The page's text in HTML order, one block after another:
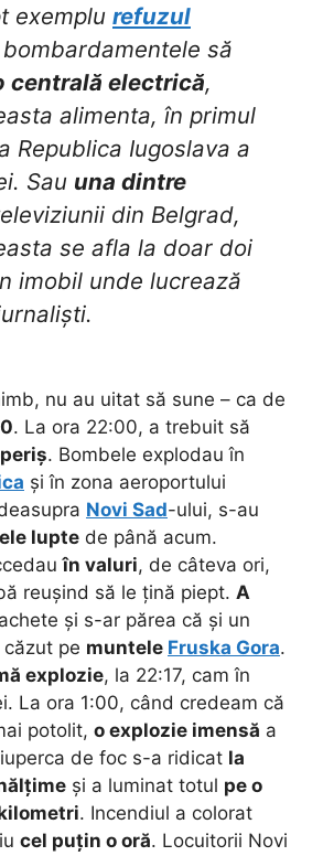
exemplu refuzul
să
centrală electrică,
alimenta, în primul
Republica Iugoslava a
Sau una dintre
din Belgrad,
se afla la doar doi
imobil unde lucrează
nu au uitat să sune – ca de
. La ora 22:00, a trebuit să
. Bombele explodau în
și în zona aeroportului
Novi Sad-ului, s-au
lupte de până acum.
în valuri, de câteva ori,
reușind să le țină piept. A
și s-ar părea că și un
pe muntele Fruska Gora.
explozie, la 22:17, cam în
La ora 1:00, când credeam că
potolit, o explozie imensă a
de foc s-a ridicat la
și a luminat totul pe o
. Incendiul a colorat
cel puțin o oră. Locuitorii Novi